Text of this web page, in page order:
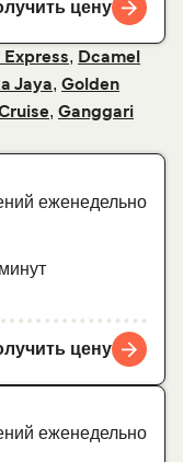
цену
Express, Dcamel
Jaya, Golden
, Ganggari
еженедельно
минут
цену
еженедельно